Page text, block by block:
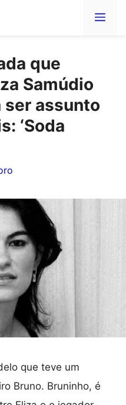
que
Samúdio
assunto
‘Soda
que teve um
Bruno. Bruninho, é